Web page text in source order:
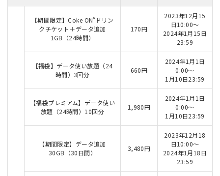
【期間限定】Coke ON® ドリン
クチケット＋データ追加
1GB（24時間）
170円
2023年12月15
日10:00～
2024年1月15日
23:59
【福袋】データ使い放題（24
時間）3回分
660円
2024年1月1日
0:00～
1月10日23:59
【福袋プレミアム】データ使い
放題（24時間）10回分
1,980円
2024年1月1日
0:00～
1月10日23:59
【期間限定】データ追加
30GB（30日間）
3,480円
2023年12月18
日10:00～
2024年1月18日
23:59